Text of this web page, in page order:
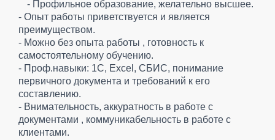
- Профильное образование, желательно высшее.
- Опыт работы приветствуется и является
преимуществом.
- Можно без опыта работы , готовность к
самостоятельному обучению.
- Проф.навыки: 1С, Excel, СБИС, понимание
первичного документа и требований к его
составлению.
- Внимательность, аккуратность в работе с
документами , коммуникабельность в работе с
клиентами.